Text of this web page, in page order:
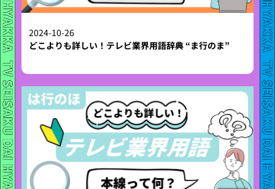
2024-10-26
どこよりも詳しい！テレビ業界用語辞典 “ま行のま”